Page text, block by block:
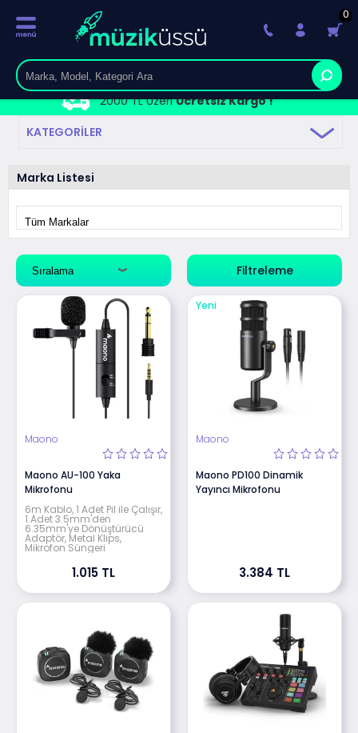
2000 TL ÜzeriÜcretsiz Kargo !
0
KATEGORILER
Marka Listesi
Filtreleme
Maono
Maono AU-100 Yaka
Mikrofonu
6m Kablo, 1 Adet Pil ile Çalışır,
1 Adet 3.5mm'den
6.35mm'ye Dönüştürücü
Adaptör, Metal Klips,
Mikrofon Süngeri
1.015 TL
Yeni
Maono
Maono PD100 Dinamik
Yayıncı Mikrofonu
3.384 TL